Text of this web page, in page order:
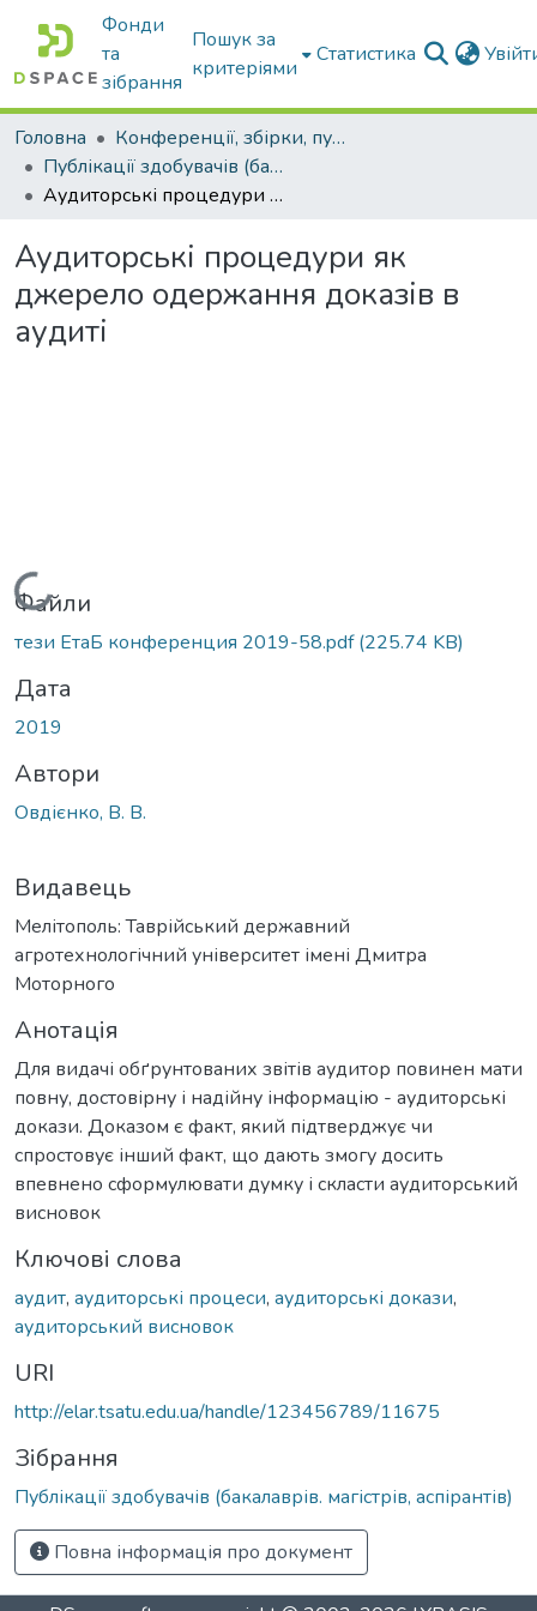
Фонди
та
зібрання
Пошук за
критеріями
Статистика
Головна
Конференції, збірки, публікації молодих вчених і здобувачів : магістрів, бакалаврів, аспірантів.
Публікації здобувачів (бакалаврів. магістрів, аспірантів)
Аудиторські процедури як джерело одержання доказів в аудиті
Аудиторські процедури як
джерело одержання доказів в
аудиті
Вантажиться...
Файли
тези ЕтаБ конференция 2019-58.pdf(225.74 KB)
Дата
2019
Автори
Овдієнко, В. В.
Видавець
Мелітополь: Таврійський державний
агротехнологічний університет імені Дмитра
Моторного
Анотація
Для видачі обґрунтованих звітів аудитор повинен мати
повну, достовірну і надійну інформацію - аудиторські
докази. Доказом є факт, який підтверджує чи
спростовує інший факт, що дають змогу досить
впевнено сформулювати думку і скласти аудиторський
висновок
Ключові слова
аудит, аудиторські процеси, аудиторські докази,
аудиторський висновок
URI
http://elar.tsatu.edu.ua/handle/123456789/11675
Зібрання
Публікації здобувачів (бакалаврів. магістрів, аспірантів)
Повна інформація про документ